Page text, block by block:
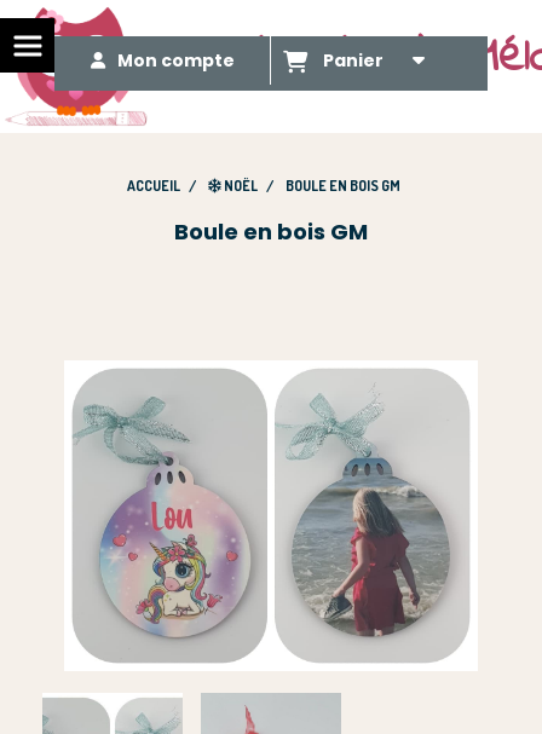
Le Méli Mélo de
Mon compte Panier
ACCUEIL NOËL BOULE EN BOIS GM
Boule en bois GM